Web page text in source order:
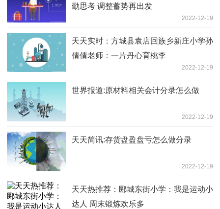
勤思考 调整蓄势再出发
2022-12-19
天天实时：方城县袁店回族乡新庄小学孙
倩倩老师：一片丹心育桃李
2022-12-19
世界报道:原材料相关会计分录怎么做
2022-12-19
天天简讯:存货盘盈盘亏怎么做分录
2022-12-19
天天热推荐：郾城东街小学：我是运动小
达人 周末锻炼欢乐多